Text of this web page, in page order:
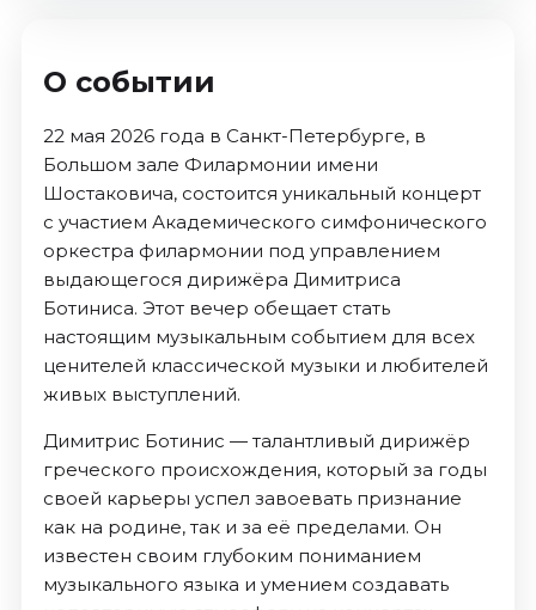
О событии
22 мая 2026 года в Санкт-Петербурге, в
Большом зале Филармонии имени
Шостаковича, состоится уникальный концерт
с участием Академического симфонического
оркестра филармонии под управлением
выдающегося дирижёра Димитриса
Ботиниса. Этот вечер обещает стать
настоящим музыкальным событием для всех
ценителей классической музыки и любителей
живых выступлений.
Димитрис Ботинис — талантливый дирижёр
греческого происхождения, который за годы
своей карьеры успел завоевать признание
как на родине, так и за её пределами. Он
известен своим глубоким пониманием
музыкального языка и умением создавать